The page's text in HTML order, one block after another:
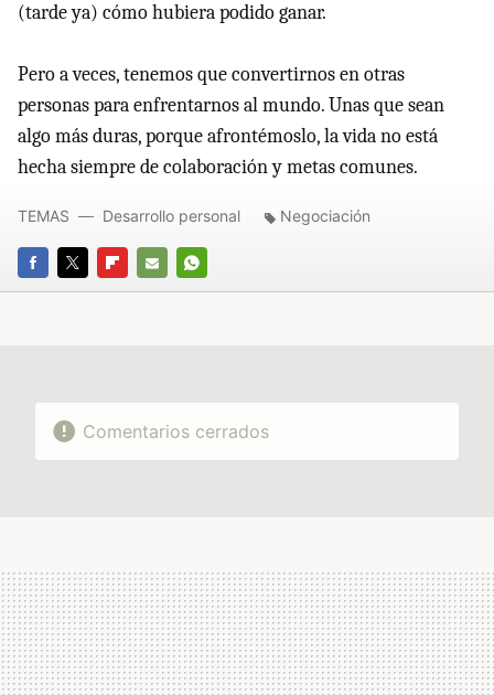
(tarde ya) cómo hubiera podido ganar.
Pero a veces, tenemos que convertirnos en otras
personas para enfrentarnos al mundo. Unas que sean
algo más duras, porque afrontémoslo, la vida no está
hecha siempre de colaboración y metas comunes.
FACEBOOK
TWITTERFLIPBOARD
E-
WHATSAPP
TEMAS Desarrollo personal Negociación
Comentarios cerrados